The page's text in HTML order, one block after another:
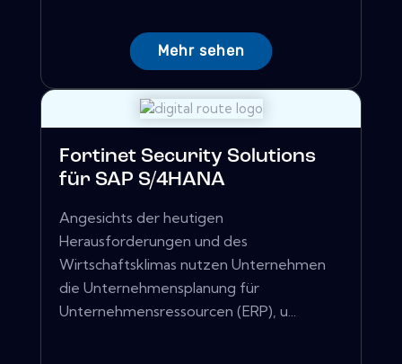
Mehr sehen
Fortinet Security Solutions
für SAP S/4HANA
Angesichts der heutigen
Herausforderungen und des
Wirtschaftsklimas nutzen Unternehmen
die Unternehmensplanung für
Unternehmensressourcen (ERP), u...